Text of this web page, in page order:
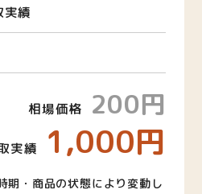
実績
相場価格 200円
実績 1,000円
・商品の状態により変動し